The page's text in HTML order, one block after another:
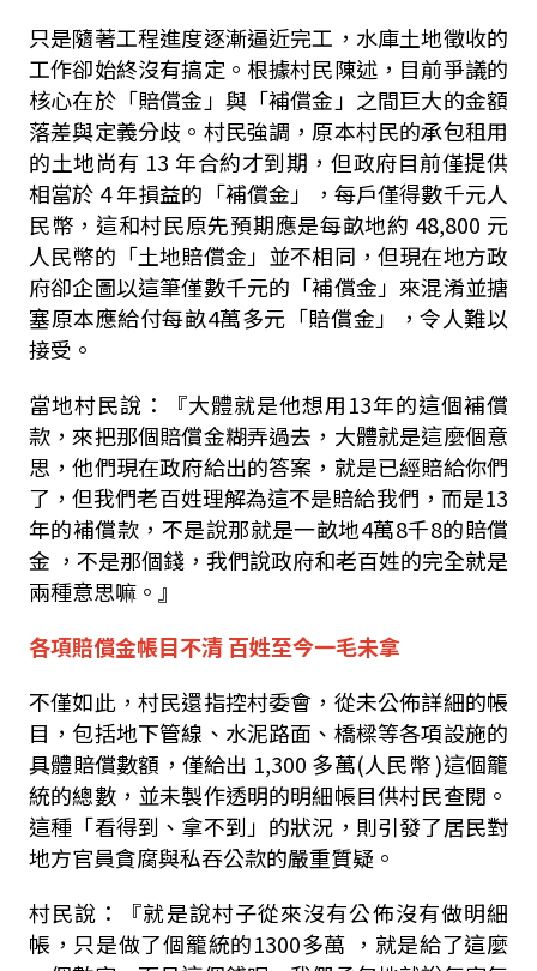
只是隨著工程進度逐漸逼近完工，水庫土地徵收的
工作卻始終沒有搞定。根據村民陳述，目前爭議的
核心在於「賠償金」與「補償金」之間巨大的金額
落差與定義分歧。村民強調，原本村民的承包租用
的土地尚有 13 年合約才到期，但政府目前僅提供
相當於 4年損益的「補償金」，每戶僅得數千元人
民幣，這和村民原先預期應是每畝地約 48,800 元
人民幣的「土地賠償金」並不相同，但現在地方政
府卻企圖以這筆僅數千元的「補償金」來混淆並搪
塞原本應給付每畝4萬多元「賠償金」，令人難以
接受。
當地村民說：『大體就是他想用13年的這個補償
款，來把那個賠償金糊弄過去，大體就是這麼個意
思，他們現在政府給出的答案，就是已經賠給你們
了，但我們老百姓理解為這不是賠給我們，而是13
年的補償款，不是說那就是一畝地4萬8千8的賠償
金 ，不是那個錢，我們說政府和老百姓的完全就是
兩種意思嘛。』
各項賠償金帳目不清百姓至今一毛未拿
不僅如此，村民還指控村委會，從未公佈詳細的帳
目，包括地下管線、水泥路面、橋樑等各項設施的
具體賠償數額，僅給出 1,300 多萬(人民幣)這個籠
統的總數，並未製作透明的明細帳目供村民查閱。
這種「看得到、拿不到」的狀況，則引發了居民對
地方官員貪腐與私吞公款的嚴重質疑。
村民說：『就是說村子從來沒有公佈沒有做明細
帳，只是做了個籠統的1300多萬 ，就是給了這麼